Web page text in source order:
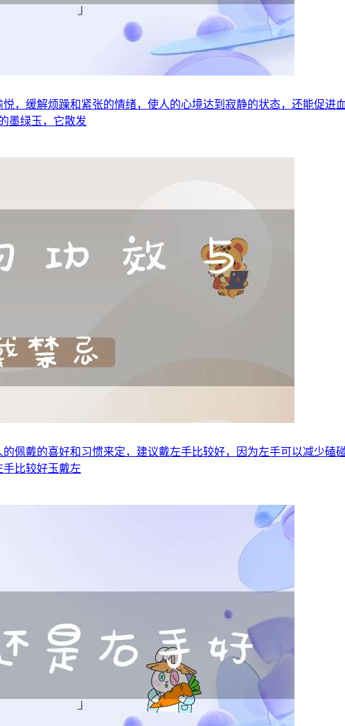
，缓解烦躁和紧张的情绪，使人的心境达到寂静的状态，还能促进
墨绿玉，它散发
佩戴的喜好和习惯来定，建议戴左手比较好，因为左手可以减少磕
比较好玉戴左